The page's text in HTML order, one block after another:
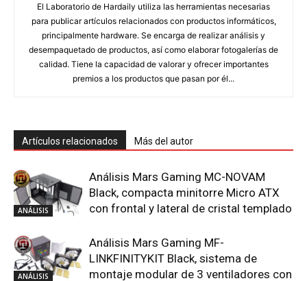
El Laboratorio de Hardaily utiliza las herramientas necesarias
para publicar artículos relacionados con productos informáticos,
principalmente hardware. Se encarga de realizar análisis y
desempaquetado de productos, así como elaborar fotogalerías de
calidad. Tiene la capacidad de valorar y ofrecer importantes
premios a los productos que pasan por él...
Artículos relacionados Más del autor
ANÁLISIS
Análisis Mars Gaming MC-NOVAM
Black, compacta minitorre Micro ATX
con frontal y lateral de cristal templado
ANÁLISIS
Análisis Mars Gaming MF-
LINKFINITYKIT Black, sistema de
montaje modular de 3 ventiladores con